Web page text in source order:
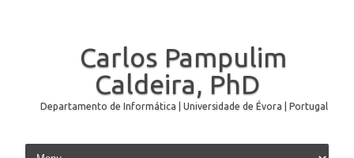
Carlos Pampulim
Caldeira, PhD
Departamento de Informática | Universidade de Évora | Portugal
Skip to content